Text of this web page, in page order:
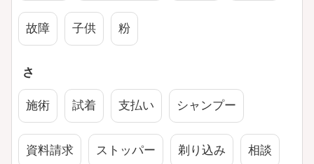
故障 子供 粉
さ
施術 試着 支払い シャンプー
資料請求 ストッパー 剃り込み 相談